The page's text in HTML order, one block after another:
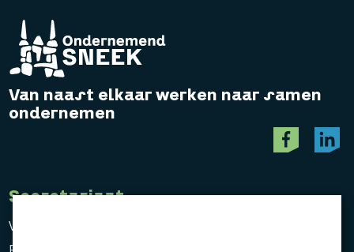
Van naast elkaar werken naar samen
ondernemen
Secretariaat
Vereniging Ondernemend Sneek